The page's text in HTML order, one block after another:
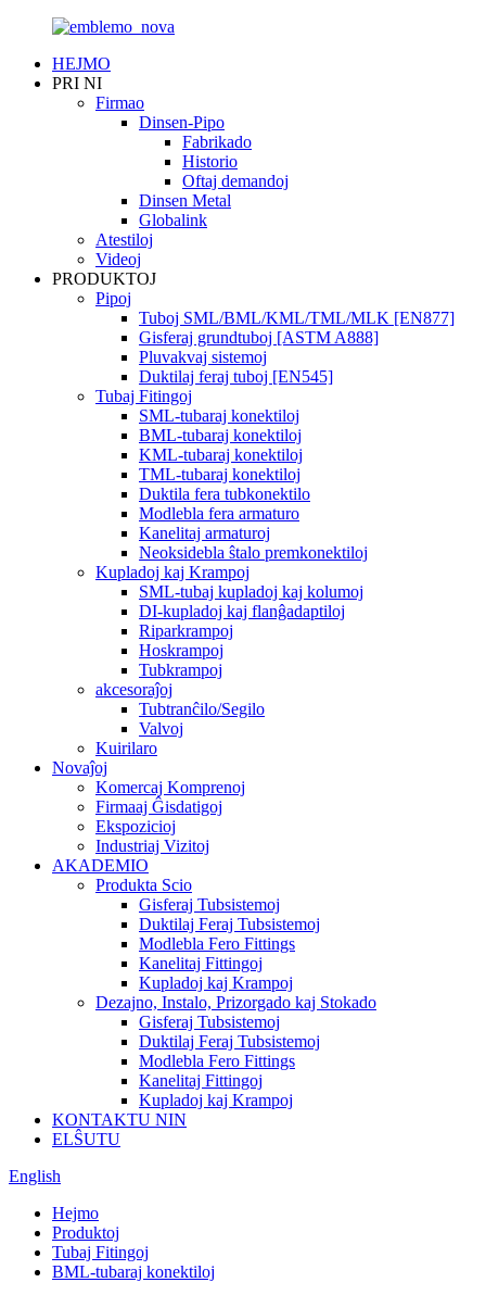
HEJMO
PRI NI
Firmao
Dinsen-Pipo
Fabrikado
Historio
Oftaj demandoj
Dinsen Metal
Globalink
Atestiloj
Videoj
PRODUKTOJ
Pipoj
Tuboj SML/BML/KML/TML/MLK [EN877]
Gisferaj grundtuboj [ASTM A888]
Pluvakvaj sistemoj
Duktilaj feraj tuboj [EN545]
Tubaj Fitingoj
SML-tubaraj konektiloj
BML-tubaraj konektiloj
KML-tubaraj konektiloj
TML-tubaraj konektiloj
Duktila fera tubkonektilo
Modlebla fera armaturo
Kanelitaj armaturoj
Neoksidebla ŝtalo premkonektiloj
Kupladoj kaj Krampoj
SML-tubaj kupladoj kaj kolumoj
DI-kupladoj kaj flanĝadaptiloj
Riparkrampoj
Hoskrampoj
Tubkrampoj
akcesoraĵoj
Tubtranĉilo/Segilo
Valvoj
Kuirilaro
Novaĵoj
Komercaj Komprenoj
Firmaaj Ĝisdatigoj
Ekspozicioj
Industriaj Vizitoj
AKADEMIO
Produkta Scio
Gisferaj Tubsistemoj
Duktilaj Feraj Tubsistemoj
Modlebla Fero Fittings
Kanelitaj Fittingoj
Kupladoj kaj Krampoj
Dezajno, Instalo, Prizorgado kaj Stokado
Gisferaj Tubsistemoj
Duktilaj Feraj Tubsistemoj
Modlebla Fero Fittings
Kanelitaj Fittingoj
Kupladoj kaj Krampoj
KONTAKTU NIN
ELŜUTU
English
Hejmo
Produktoj
Tubaj Fitingoj
BML-tubaraj konektiloj